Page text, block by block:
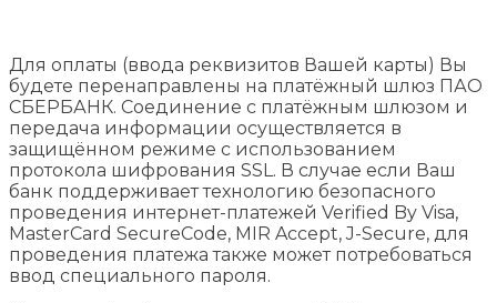
Для оплаты (ввода реквизитов Вашей карты) Вы
будете перенаправлены на платёжный шлюз ПАО
СБЕРБАНК. Соединение с платёжным шлюзом и
передача информации осуществляется в
защищённом режиме с использованием
протокола шифрования SSL. В случае если Ваш
банк поддерживает технологию безопасного
проведения интернет-платежей Verified By Visa,
MasterCard SecureCode, MIR Accept, J-Secure, для
проведения платежа также может потребоваться
ввод специального пароля.